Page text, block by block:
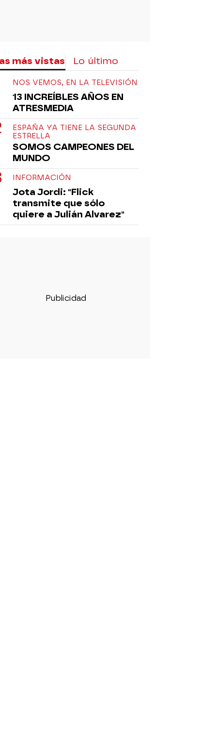
más vistas Lo último
NOS VEMOS, EN LA TELEVISIÓN
13 INCREÍBLES AÑOS EN
ATRESMEDIA
ESPAÑA YA TIENE LA SEGUNDA
ESTRELLA
SOMOS CAMPEONES DEL
MUNDO
INFORMACIÓN
Jota Jordi: "Flick
transmite que sólo
quiere a Julián Alvarez"